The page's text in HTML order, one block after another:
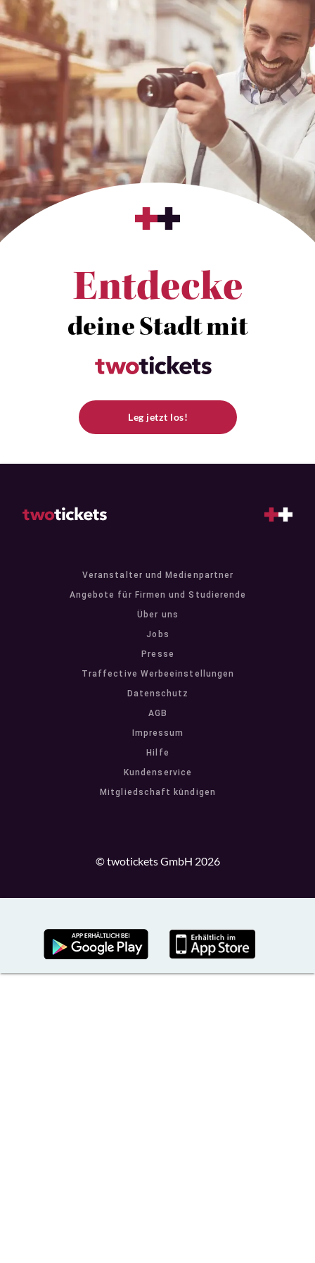
Entdecke
deine Stadt mit
Leg jetzt los!
Veranstalter und Medienpartner
Angebote für Firmen und Studierende
Über uns
Jobs
Presse
Traffective Werbeeinstellungen
Datenschutz
AGB
Impressum
Hilfe
Kundenservice
Mitgliedschaft kündigen
© twotickets GmbH 2026